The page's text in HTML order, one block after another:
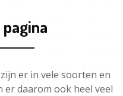
er in vele soorten en
er daarom ook heel veel